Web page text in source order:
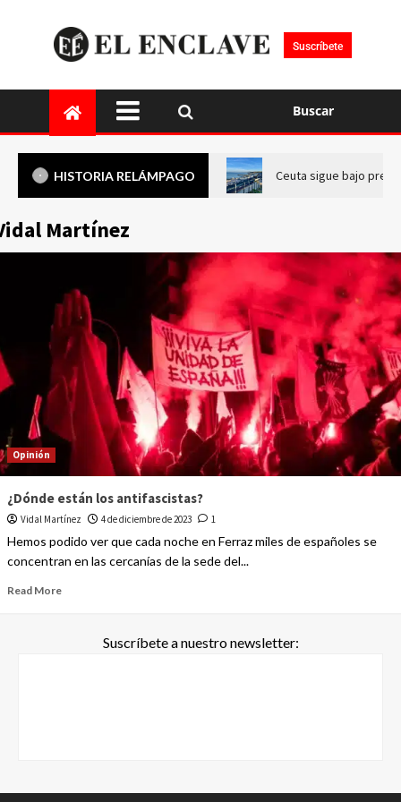
Suscríbete
Buscar
HISTORIA RELÁMPAGO Ceuta sigue bajo
Martínez
Opinión
¿Dónde están los antifascistas?
Vidal Martínez 4 de diciembre de 2023 1
Hemos podido ver que cada noche en Ferraz miles de españoles se
concentran en las cercanías de la sede del...
Read More
Suscríbete a nuestro newsletter: